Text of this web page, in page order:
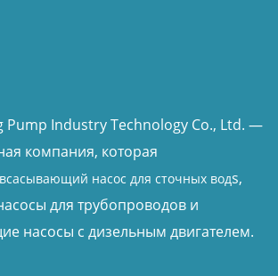
Pump Industry Technology Co., Ltd. —
компания, которая
насос для сточных водs,
для трубопроводов и
насосы с дизельным двигателем.